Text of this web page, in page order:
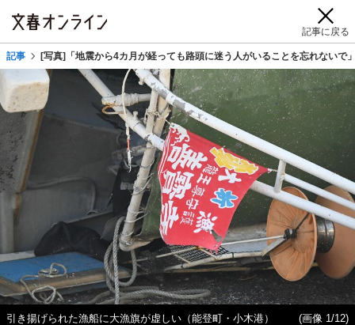
記事に戻る
記事 [写真]「地震から4カ月が経っても路頭に迷う人がいることを忘れないで
引き揚げられた漁船に大漁旗が虚しい（能登町・小木港） (画像 1/12)